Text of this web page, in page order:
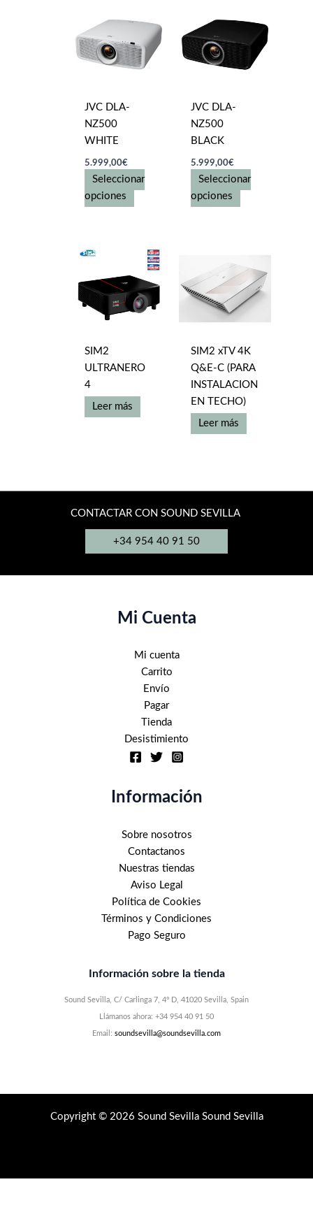
JVC DLA-
NZ500
WHITE
5.999,00€
Seleccionar
opciones
variantes.
Las
opciones
se
en
página
JVC DLA-
NZ500
BLACK
5.999,00€
Seleccionar
opciones
Las
opciones
elegir
en
la
página
de
SIM2
ULTRANERO
4
Leer más
SIM2 xTV 4K
Q&E-C (PARA
INSTALACION
EN TECHO)
Leer más
CONTACTAR CON SOUND SEVILLA
+34 954 40 91 50
Mi Cuenta
Mi cuenta
Carrito
Envío
Pagar
Tienda
Desistimiento
Información
Sobre nosotros
Contactanos
Nuestras tiendas
Aviso Legal
Política de Cookies
Términos y Condiciones
Pago Seguro
Información sobre la tienda
Sound Sevilla, C/ Carlinga 7, 4º D, 41020 Sevilla, Spain
Llámanos ahora: +34 954 40 91 50
Email: soundsevilla@soundsevilla.com
Copyright © 2026 Sound Sevilla Sound Sevilla